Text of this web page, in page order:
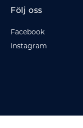
Följ oss
Facebook
Instagram